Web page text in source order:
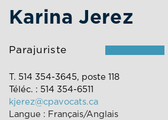
Karina Jerez
Parajuriste
T. 514 354-3645, poste 118
Téléc. : 514 354-6511
kjerez@cpavocats.ca
Langue : Français/Anglais